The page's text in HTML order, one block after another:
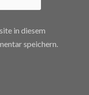
in diesem
speichern.